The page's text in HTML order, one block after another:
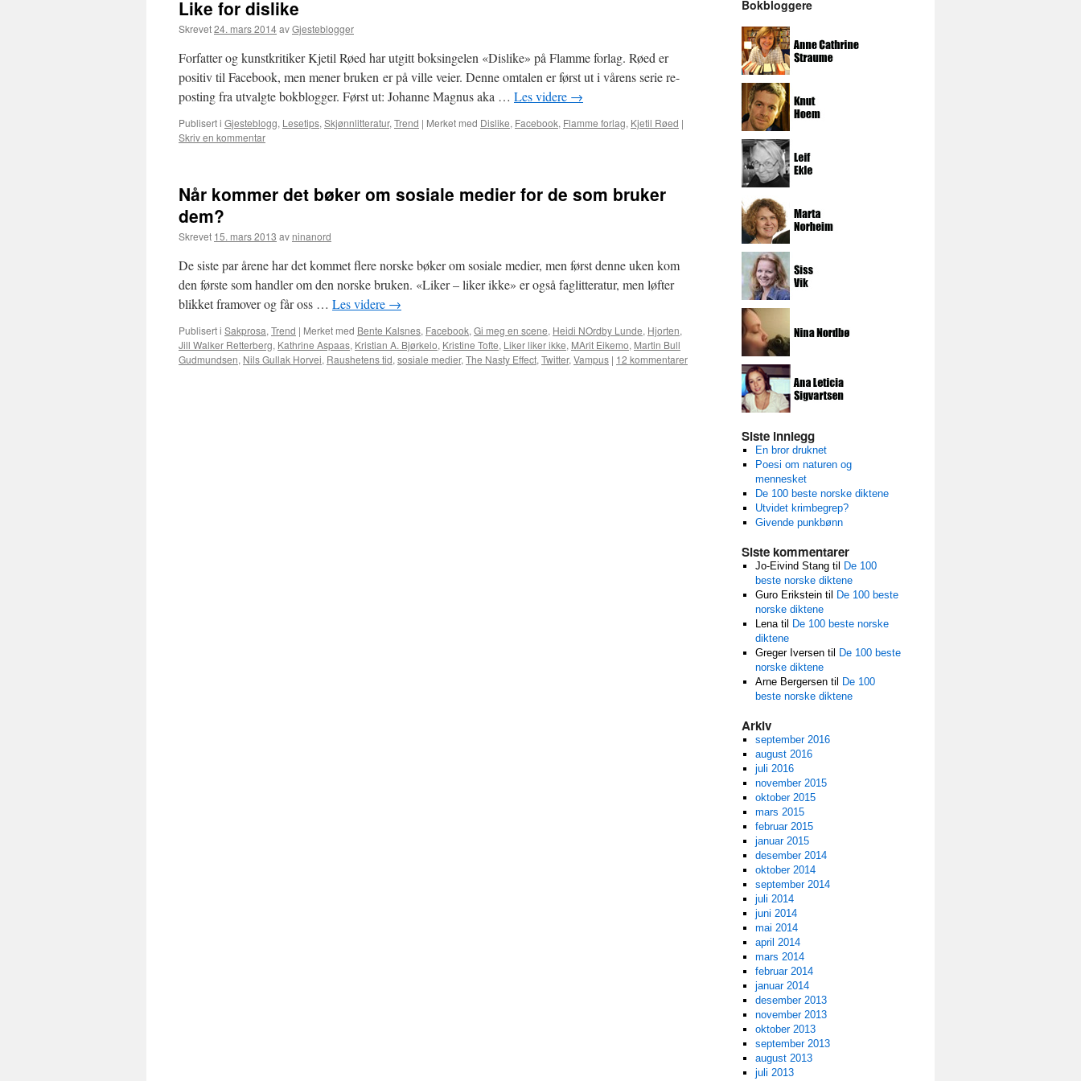
Like for dislike
Skrevet24. mars 2014avGjesteblogger
Forfatter og kunstkritiker Kjetil Røed har utgitt boksingelen «Dislike» på Flamme forlag. Røed er
positiv til Facebook, men mener bruken er på ville veier. Denne omtalen er først ut i vårens serie re-
posting fra utvalgte bokblogger. Først ut: Johanne Magnus aka … Les videre →
Publisert i Gjesteblogg, Lesetips, Skjønnlitteratur, Trend | Merket med Dislike, Facebook, Flamme forlag, Kjetil Røed |
Skriv en kommentar
Når kommer det bøker om sosiale medier for de som bruker
dem?
Skrevet 15. mars 2013 av ninanord
De siste par årene har det kommet flere norske bøker om sosiale medier, men først denne uken kom
den første som handler om den norske bruken. «Liker – liker ikke» er også faglitteratur, men løfter
blikket framover og får oss … Les videre →
Publisert i Sakprosa, Trend | Merket med Bente Kalsnes, Facebook, Gi meg en scene, Heidi NOrdby Lunde, Hjorten,
Jill Walker Retterberg, Kathrine Aspaas, Kristian A. Bjørkelo, Kristine Tofte, Liker liker ikke, MArit Eikemo, Martin Bull
Gudmundsen, Nils Gullak Horvei, Raushetens tid, sosiale medier, The Nasty Effect, Twitter, Vampus | 12 kommentarer
Bokbloggere
Siste innlegg
En bror druknet
Poesi om naturen og
mennesket
De 100 beste norske diktene
Utvidet krimbegrep?
Givende punkbønn
Siste kommentarer
Jo-Eivind Stangtil
De 100
beste norske diktene
Guro Eriksteintil
De 100 beste
norske diktene
Lenatil
De 100 beste norske
diktene
Greger Iversentil
De 100 beste
norske diktene
Arne Bergersentil
De 100
beste norske diktene
Arkiv
september 2016
august 2016
juli 2016
november 2015
oktober 2015
mars 2015
februar 2015
januar 2015
desember 2014
oktober 2014
september 2014
juli 2014
juni 2014
mai 2014
april 2014
mars 2014
februar 2014
januar 2014
desember 2013
november 2013
oktober 2013
september 2013
august 2013
juli 2013